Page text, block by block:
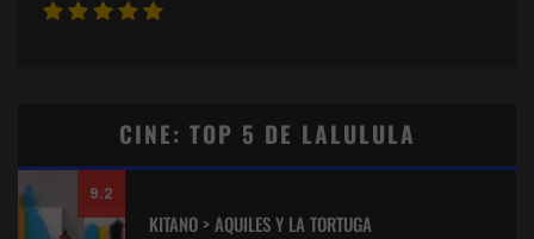
CINE: TOP 5 DE LALULULA
9.2
KITANO > AQUILES Y LA TORTUGA